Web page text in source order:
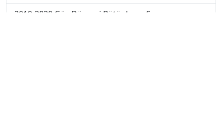
2019-2020 Güz Dönemi Bütünleme Sınavı